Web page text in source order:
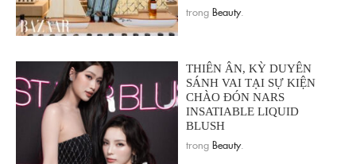
trong Beauty.
THIÊN ÂN, KỲ DUYÊN
SÁNH VAI TẠI SỰ KIỆN
CHÀO ĐÓN NARS
INSATIABLE LIQUID
BLUSH
trong Beauty.